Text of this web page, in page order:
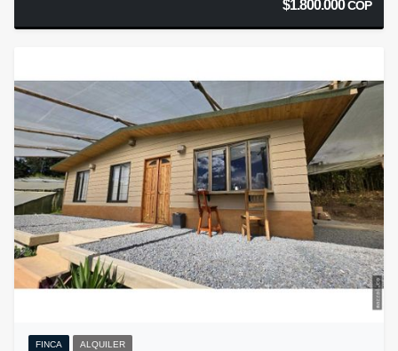
$1.800.000COP
FINCA ALQUILER